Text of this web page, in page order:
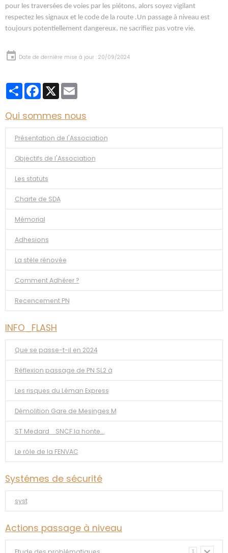
pour les traversées de voies par les piétons, alors soyez vigilant
respectez les signaux et le code de la route .Un passage à niveau est
toujours potentiellement dangereux, ne sacrifiez pas votre vie.
Date de dernière mise à jour : 20/09/2024
PartagerFacebook
X
Qui sommes nous
Présentation de l'Association
Objectifs de l'Association
Les statuts
Charte de SDA
Mémorial
Adhesions
La stèle rénovée
Comment Adhérer ?
Recencement PN
INFO_FLASH
Que se passe-t-il en 2024
Réflexion passage de PN SL2 à
Les risques du Léman Express
Démolition Gare de Mesinges M
ST Medard _SNCF la honte...
Le rôle de la FENVAC
Systémes de sécurité
syst
Actions passage à niveau